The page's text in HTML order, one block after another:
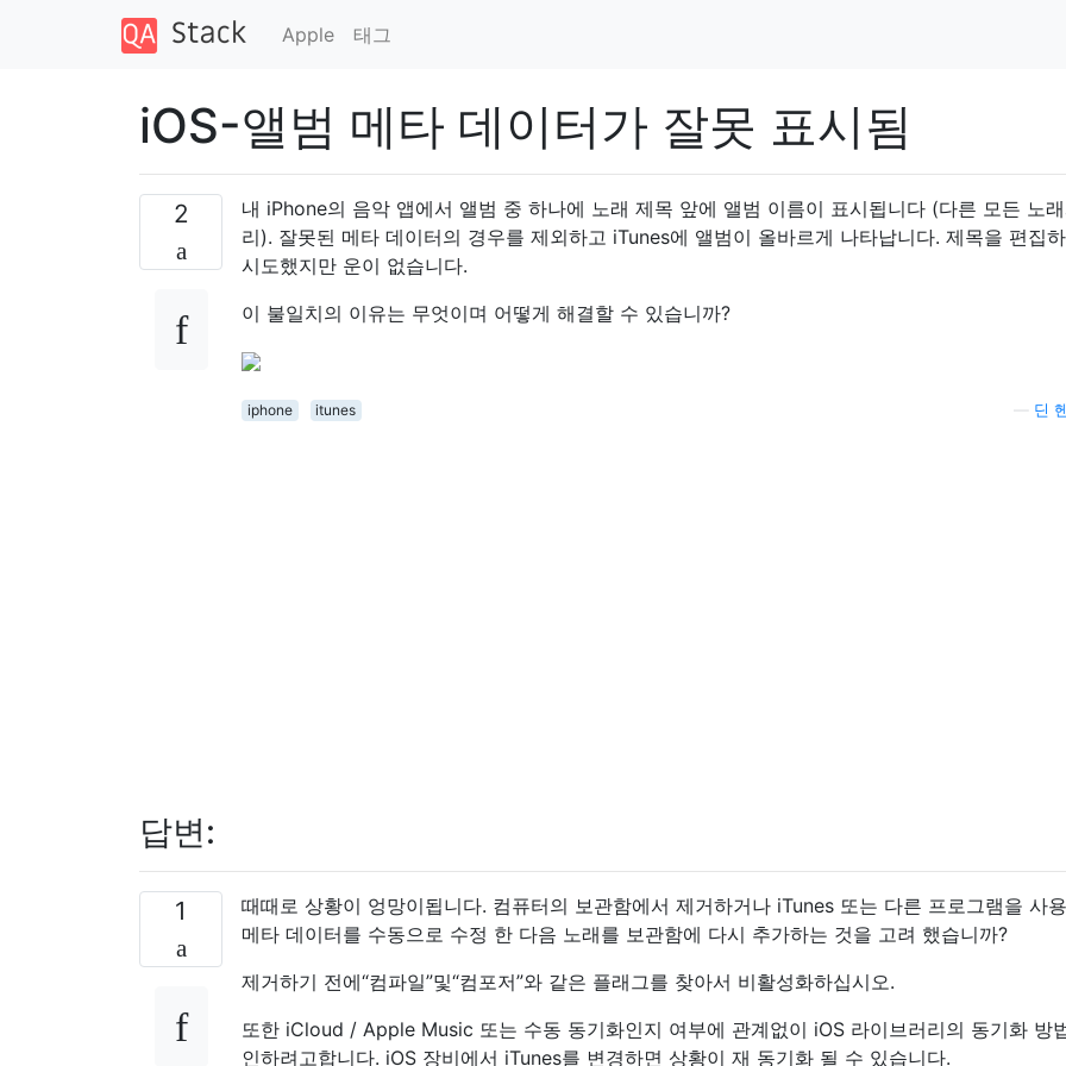
Apple 태그
iOS-앨범 메타 데이터가 잘못 표시됨
2
내 iPhone의 음악 앱에서 앨범 중 하나에 노래 제목 앞에 앨범 이름이 표시됩니다 (다른 모든 노
리). 잘못된 메타 데이터의 경우를 제외하고 iTunes에 앨범이 올바르게 나타납니다. 제목을 편집
시도했지만 운이 없습니다.
이 불일치의 이유는 무엇이며 어떻게 해결할 수 있습니까?
iphone itunes
딘
답변:
1
때때로 상황이 엉망이됩니다. 컴퓨터의 보관함에서 제거하거나 iTunes 또는 다른 프로그램을 사
메타 데이터를 수동으로 수정 한 다음 노래를 보관함에 다시 추가하는 것을 고려 했습니까?
제거하기 전에“컴파일”및“컴포저”와 같은 플래그를 찾아서 비활성화하십시오.
또한 iCloud / Apple Music 또는 수동 동기화인지 여부에 관계없이 iOS 라이브러리의 동기화 방
인하려고합니다. iOS 장비에서 iTunes를 변경하면 상황이 재 동기화 될 수 있습니다.